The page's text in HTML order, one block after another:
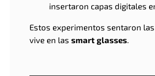
insertaron capas digitales
Estos experimentos sentaron
vive en las smart glasses